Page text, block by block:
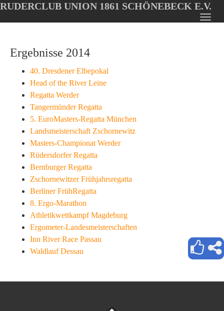
Oops, an error occurred! Code: 2026080818373435b99cfd
main
RUDERCLUB UNION 1861 SCHÖNEBECK E.V.
Ergebnisse 2014
40. Dresdener Elbepokal
Head of the River Leine
Regatta Werder
Tangermünder Regatta
5. EuroMasters-Regatta München
Landsmeisterschaft Zschornewitz
Masters-Championat Werder
Rüdersdorfer Regatta
Bernburger Regatta
Zschornewitzer Frühjahrsregatta
Berliner FrühRegatta
8. Ergo-Marathon
Athletikwettkampf Magdeburg
Ergometer-Landesmeisterschaften
Inn River Race Passau
Waldlauf Dessau